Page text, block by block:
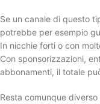
Se un canale di questo
potrebbe per esempio
In nicchie forti o con
Con sponsorizzazioni,
abbonamenti, il totale
Resta comunque